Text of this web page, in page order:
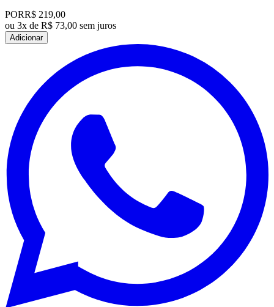
PORR$ 219,00
ou 3x de R$ 73,00 sem juros
Adicionar